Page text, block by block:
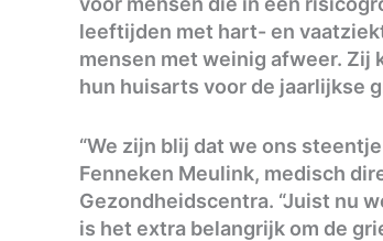
leeftijden met hart- en
mensen met weinig afweer. Zij
hun huisarts voor de jaarlijkse
“We zijn blij dat we ons
Fenneken Meulink, medisch
Gezondheidscentra. “Juist nu
is het extra belangrijk om de